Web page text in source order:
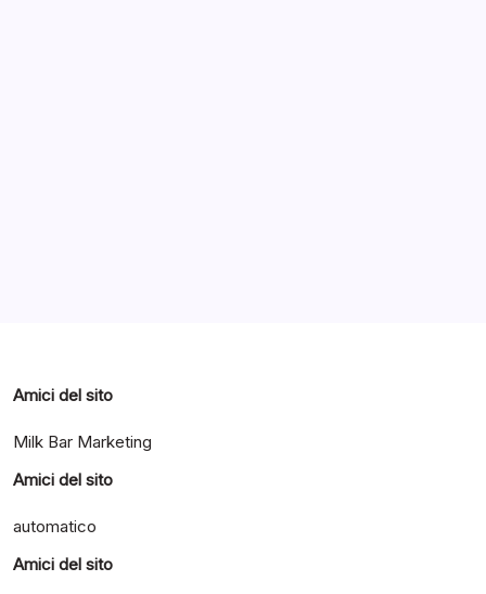
Amici del sito
Milk Bar Marketing
Amici del sito
automatico
Amici del sito